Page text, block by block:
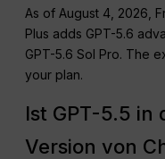
As of August 4, 2026,
Plus adds GPT-5.6
GPT-5.6 Sol Pro. The
your plan.
Ist GPT-5.5 in
Version von